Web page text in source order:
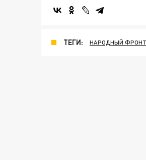
ТЕГИ: НАРОДНЫЙ ФРОНТ